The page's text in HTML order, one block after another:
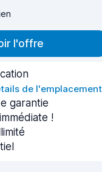
l'offre
de l'emplacement
garantie
!